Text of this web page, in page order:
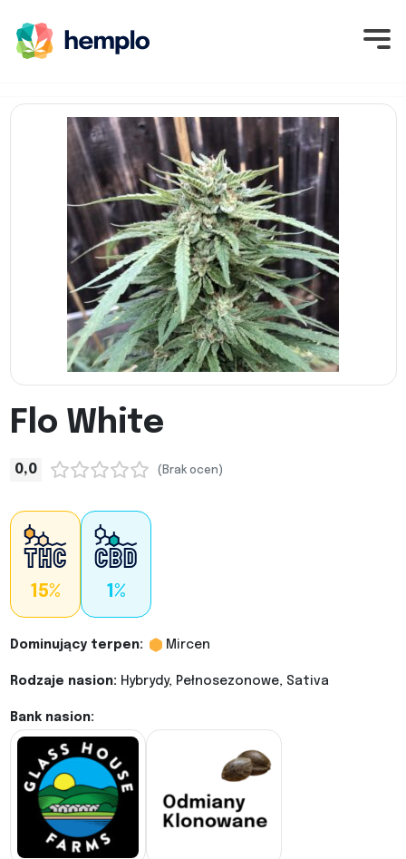
Flo White
0,0 (Brak ocen)
15% 1%
Dominujący terpen: Mircen
Rodzaje nasion: Hybrydy, Pełnosezonowe, Sativa
Bank nasion: